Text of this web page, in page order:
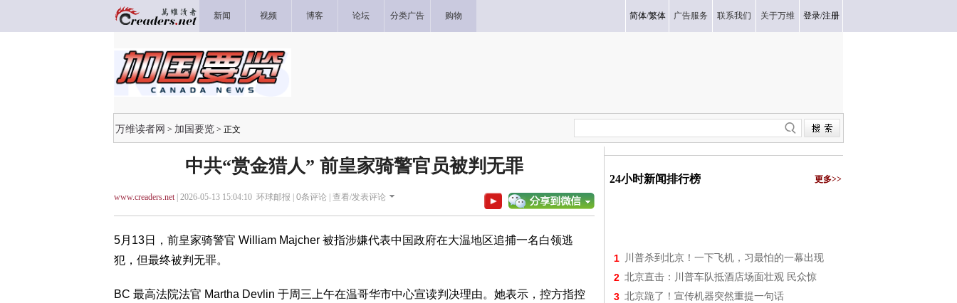
新闻 视频 博客 论坛 分类广告 购物 简体/繁体 广告服务 联系我们 关于万维 登录/注册
万维读者网 > 加国要览 > 正文
中共“赏金猎人” 前皇家骑警官员被判无罪
www.creaders.net| 2026-05-13 15:04:10 环球邮报 | 0条评论 | 查看/发表评论
5月13日，前皇家骑警官 William Majcher 被指涉嫌代表中国政府在大温地区追捕一名白领逃
犯，但最终被判无罪。
BC 最高法院法官 Martha Devlin 于周三上午在温哥华市中心宣读判决理由。她表示，控方指控
24小时新闻排行榜 更多>>
1 川普杀到北京！一下飞机，习最怕的一幕出现
2 北京直击：川普车队抵酒店场面壮观 民众惊
3 北京跪了！宣传机器突然重提一句话